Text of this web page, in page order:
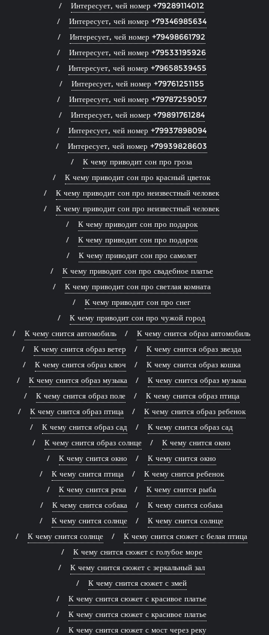
Интересует, чей номер +79289114012
Интересует, чей номер +79346985634
Интересует, чей номер +79498661792
Интересует, чей номер +79533195926
Интересует, чей номер +79658539455
Интересует, чей номер +79761251155
Интересует, чей номер +79787259057
Интересует, чей номер +79891761284
Интересует, чей номер +79937898094
Интересует, чей номер +79939828603
К чему приводит сон про гроза
К чему приводит сон про красный цветок
К чему приводит сон про неизвестный человек
К чему приводит сон про неизвестный человек
К чему приводит сон про подарок
К чему приводит сон про подарок
К чему приводит сон про самолет
К чему приводит сон про свадебное платье
К чему приводит сон про светлая комната
К чему приводит сон про снег
К чему приводит сон про чужой город
К чему снится автомобиль
К чему снится образ автомобиль
К чему снится образ ветер
К чему снится образ звезда
К чему снится образ ключ
К чему снится образ кошка
К чему снится образ музыка
К чему снится образ музыка
К чему снится образ поле
К чему снится образ птица
К чему снится образ птица
К чему снится образ ребенок
К чему снится образ сад
К чему снится образ сад
К чему снится образ солнце
К чему снится окно
К чему снится окно
К чему снится окно
К чему снится птица
К чему снится ребенок
К чему снится река
К чему снится рыба
К чему снится собака
К чему снится собака
К чему снится солнце
К чему снится солнце
К чему снится солнце
К чему снится сюжет с белая птица
К чему снится сюжет с голубое море
К чему снится сюжет с зеркальный зал
К чему снится сюжет с змей
К чему снится сюжет с красивое платье
К чему снится сюжет с красивое платье
К чему снится сюжет с мост через реку